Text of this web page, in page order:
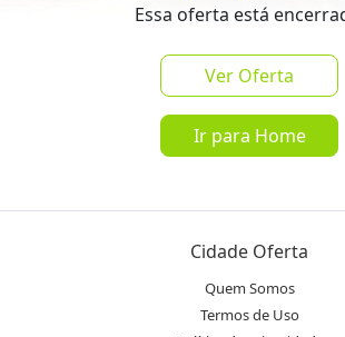
Essa oferta está
Ver Oferta
Ir para Home
Mais de 500 Vendidos
de Cashback pelo App! Saiba mais
Cidade Oferta
Quem Somos
Termos de Uso